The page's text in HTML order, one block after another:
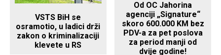
VSTS BiH se
osramotio, u ladici drži
zakon o kriminalizaciji
klevete u RS
Od OC Jahorina
agenciji „Signature“
skoro 600.000 KM bez
PDV-a za pet poslova
za period manji od
dvije godine!